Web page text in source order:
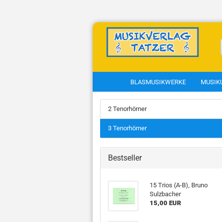
BLASMUSIKWERKE
Gotteslob
Geistliche Lieder
Kapellmeisterkurs
Theorieunterlagen
2 Tenorhörner
3 Tenorhörner
Bestseller
15 Trios (A-B), Bruno
Sulzbacher
15,00 EUR